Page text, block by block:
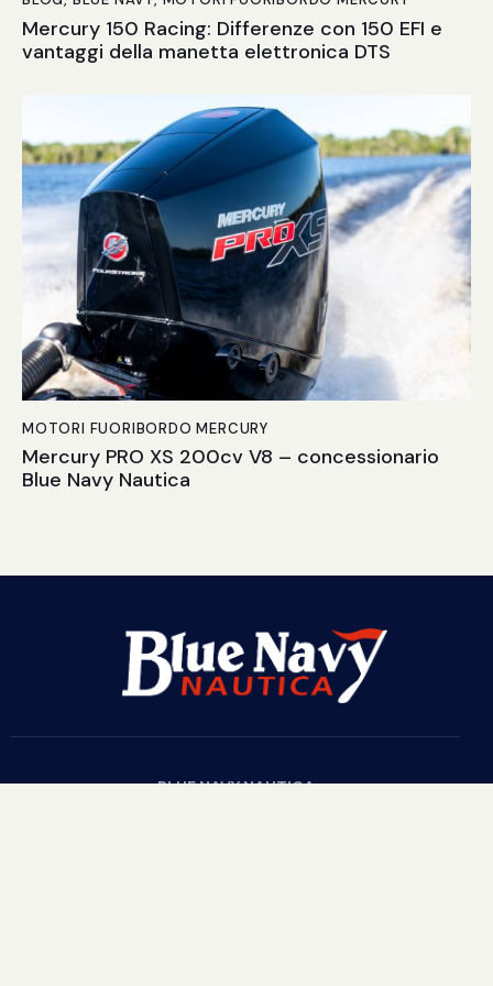
Mercury 150 Racing: Differenze con 150 EFI e
vantaggi della manetta elettronica DTS
MOTORI FUORIBORDO MERCURY
Mercury PRO XS 200cv V8 – concessionario
Blue Navy Nautica
BLUE NAVY NAUTICA